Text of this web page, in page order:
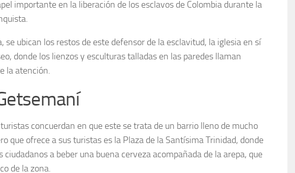
importante en la liberación de los esclavos de Colombia durante la
se ubican los restos de este defensor de la esclavitud, la iglesia en sí
donde los lienzos y esculturas talladas en las paredes llaman
la atención.
concuerdan en que este se trata de un barrio lleno de mucho
que ofrece a sus turistas es la Plaza de la Santísima Trinidad, donde
ciudadanos a beber una buena cerveza acompañada de la arepa, que
de la zona.